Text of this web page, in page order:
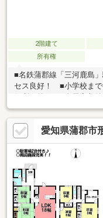
2階建て
所有権
■名鉄蒲郡線「三河鹿島
セス良好！ ■小学校ま
便利な納戸 ■全居室収
きで日当り良好
愛知県蒲郡市